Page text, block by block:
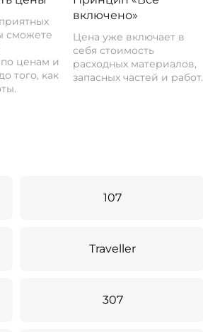
сможете
ценам и
того, как
включено»
Цена уже включает в
себя стоимость
расходных материалов,
запасных частей и работ.
107
Traveller
307